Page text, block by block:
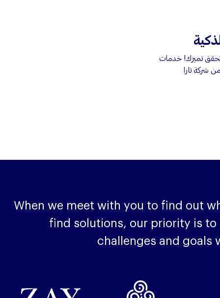
تحقق تميزك! خدمات
شركة تارا
When we meet with you to find out
find solutions, our priority is to
challenges and goals